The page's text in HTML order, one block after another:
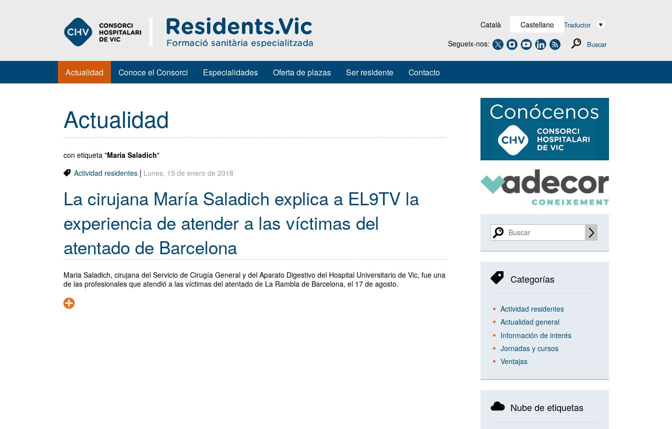
Català Castellano Traductor
Segueix-nos: Buscar
Actualidad Conoce el Consorci Especialidades Oferta de plazas Ser residente Contacto
Actualidad
con etiqueta "Maria Saladich"
Actividad residentes | Lunes, 15 de enero de 2018
La cirujana María Saladich explica a EL9TV la
experiencia de atender a las víctimas del
atentado de Barcelona
Maria Saladich, cirujana del Servicio de Cirugía General y del Aparato Digestivo del Hospital Universitario de Vic, fue una
de las profesionales que atendió a las víctimas del atentado de La Rambla de Barcelona, ​​el 17 de agosto.
Navegación
secundaria
Categorías
Actividad residentes
Actualidad general
Información de interés
Jornadas y cursos
Ventajas
Nube de etiquetas